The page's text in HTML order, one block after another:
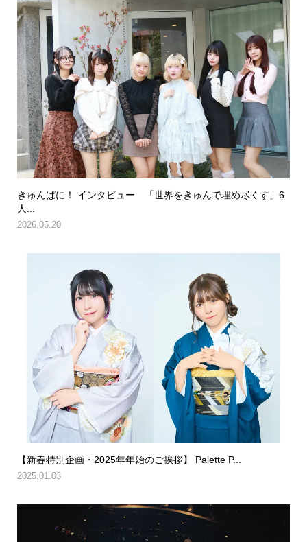
きゅんぱに！ インタビュー 「世界をきゅんで埋め尽くす」6
人...
2026.05.20
【新春特別企画・2025年年始のご挨拶】 Palette P...
2025.01.03